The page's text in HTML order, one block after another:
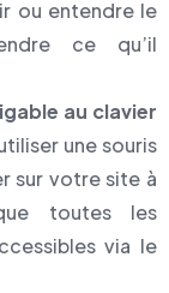
ou entendre le
ce qu’il
au clavier
une souris
sur votre site à
toutes les
via le